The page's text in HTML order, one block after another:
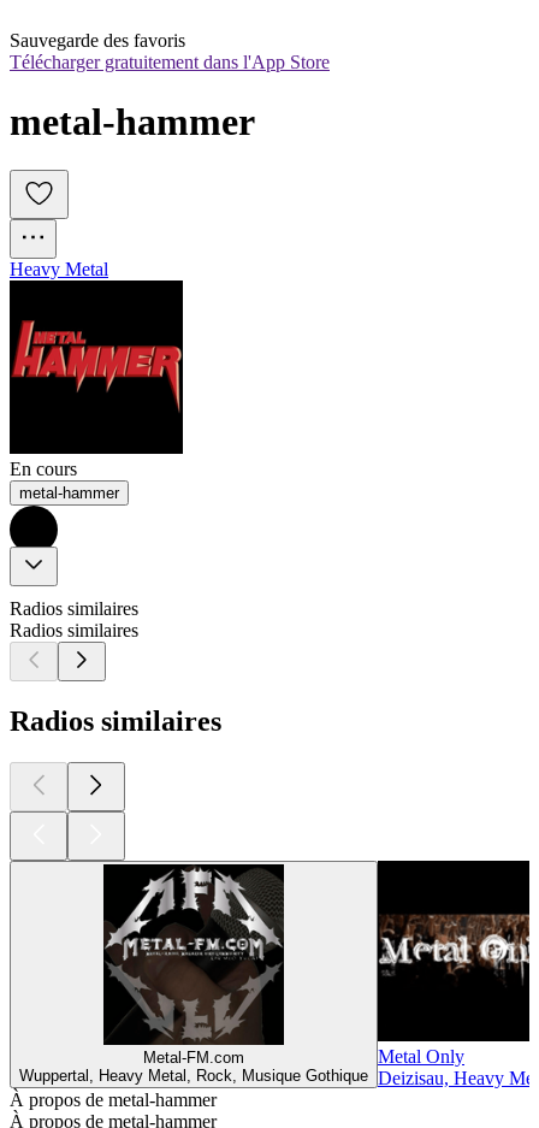
Sauvegarde des favoris
Télécharger gratuitement dans l'App Store
metal-hammer
Heavy Metal
En cours
metal-hammer
Radios similaires
Radios similaires
Radios similaires
Metal-FM.com
Wuppertal, Heavy Metal, Rock, Musique Gothique
Metal Only
Deizisau, Heavy
À propos de metal-hammer
À propos de metal-hammer